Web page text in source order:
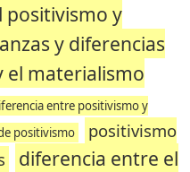
y
y diferencias
el materialismo
entre positivismo y
positivismo
positivismo
diferencia entre el